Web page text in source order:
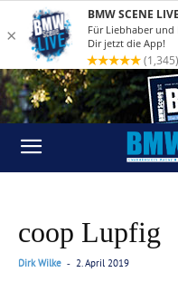
coop Lupfig
Dirk Wilke - 2. April 2019